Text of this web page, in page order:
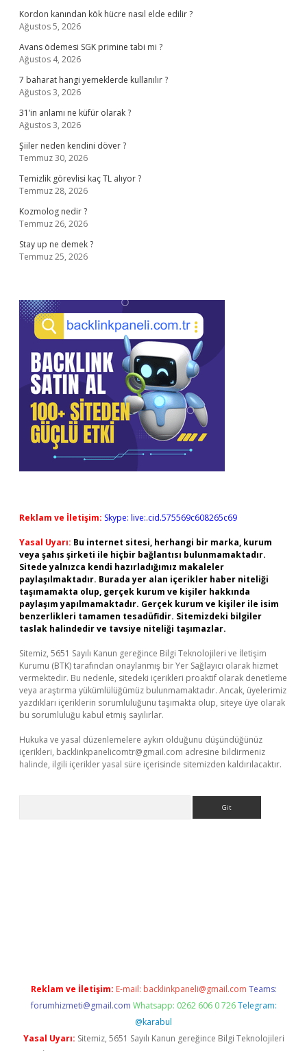
Kordon kanından kök hücre nasıl elde edilir ?
Ağustos 5, 2026
Avans ödemesi SGK primine tabi mi ?
Ağustos 4, 2026
7 baharat hangi yemeklerde kullanılır ?
Ağustos 3, 2026
31’in anlamı ne küfür olarak ?
Ağustos 3, 2026
Şiiler neden kendini döver ?
Temmuz 30, 2026
Temizlik görevlisi kaç TL alıyor ?
Temmuz 28, 2026
Kozmolog nedir ?
Temmuz 26, 2026
Stay up ne demek ?
Temmuz 25, 2026
Reklam ve İletişim: Skype: live:.cid.575569c608265c69
Yasal Uyarı: Bu internet sitesi, herhangi bir marka, kurum
veya şahıs şirketi ile hiçbir bağlantısı bulunmamaktadır.
Sitede yalnızca kendi hazırladığımız makaleler
paylaşılmaktadır. Burada yer alan içerikler haber niteliği
taşımamakta olup, gerçek kurum ve kişiler hakkında
paylaşım yapılmamaktadır. Gerçek kurum ve kişiler ile isim
benzerlikleri tamamen tesadüfidir. Sitemizdeki bilgiler
taslak halindedir ve tavsiye niteliği taşımazlar.
Sitemiz, 5651 Sayılı Kanun gereğince Bilgi Teknolojileri ve İletişim
Kurumu (BTK) tarafından onaylanmış bir Yer Sağlayıcı olarak hizmet
vermektedir. Bu nedenle, sitedeki içerikleri proaktif olarak denetleme
veya araştırma yükümlülüğümüz bulunmamaktadır. Ancak, üyelerimiz
yazdıkları içeriklerin sorumluluğunu taşımakta olup, siteye üye olarak
bu sorumluluğu kabul etmiş sayılırlar.
Hukuka ve yasal düzenlemelere aykırı olduğunu düşündüğünüz
içerikleri, backlinkpanelicomtr@gmail.com adresine bildirmeniz
halinde, ilgili içerikler yasal süre içerisinde sitemizden kaldırılacaktır.
Reklam ve İletişim: E-mail: backlinkpaneli@gmail.com Teams:
forumhizmeti@gmail.com Whatsapp: 0262 606 0 726 Telegram:
@karabul
Yasal Uyarı: Sitemiz, 5651 Sayılı Kanun gereğince Bilgi Teknolojileri